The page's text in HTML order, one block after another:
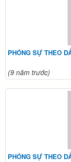
PHÓNG SỰ THEO
(9 năm trước)
PHÓNG SỰ THEO